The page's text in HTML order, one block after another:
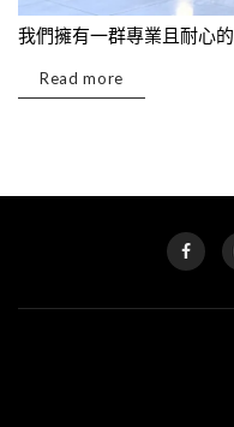
我們擁有一群專業且耐心
Read more